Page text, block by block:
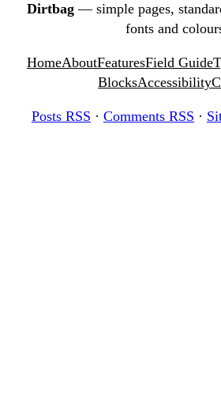
Dirtbag — simple pages,
fonts and
HomeAboutFeaturesField Guide
BlocksAccessibility
Posts RSS · Comments RSS ·